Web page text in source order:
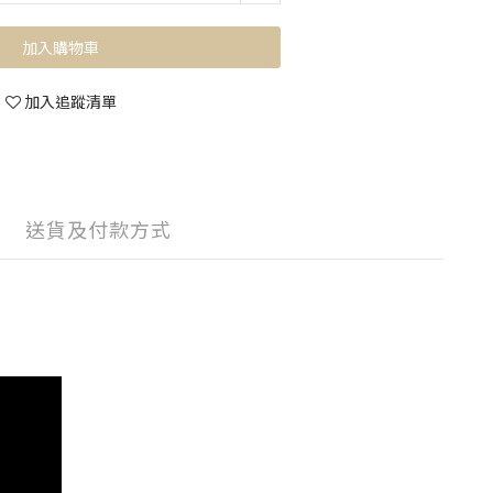
加入購物車
加入追蹤清單
送貨及付款方式